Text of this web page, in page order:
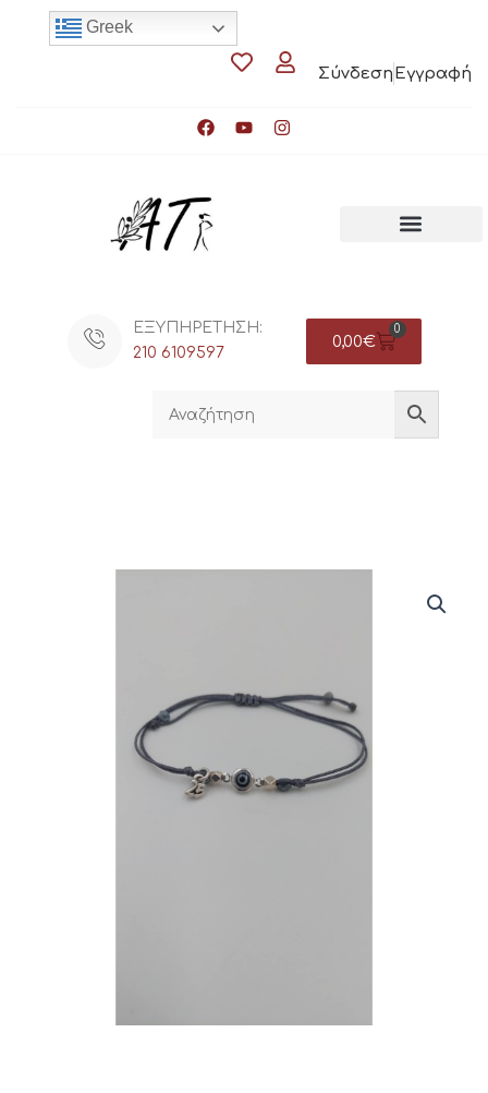
Σύνδεση Εγγραφή
Greek
ΕΞΥΠΗΡΕΤΗΣΗ:
210 6109597
0,00€
0